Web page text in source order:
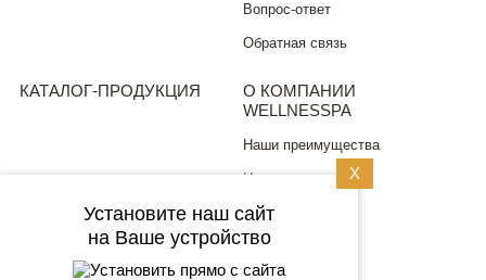
Вопрос-ответ
Обратная связь
КАТАЛОГ-ПРОДУКЦИЯ
О КОМПАНИИ
WELLNESSPA
Наши преимущества
Новости
ПОЛИТИКА
КОНФИДЕНЦИАЛЬНОСТИ
X
Установите наш сайт
на Ваше устройство